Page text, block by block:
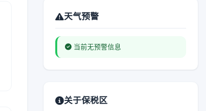
天气预警
当前无预警信息
关于保税区